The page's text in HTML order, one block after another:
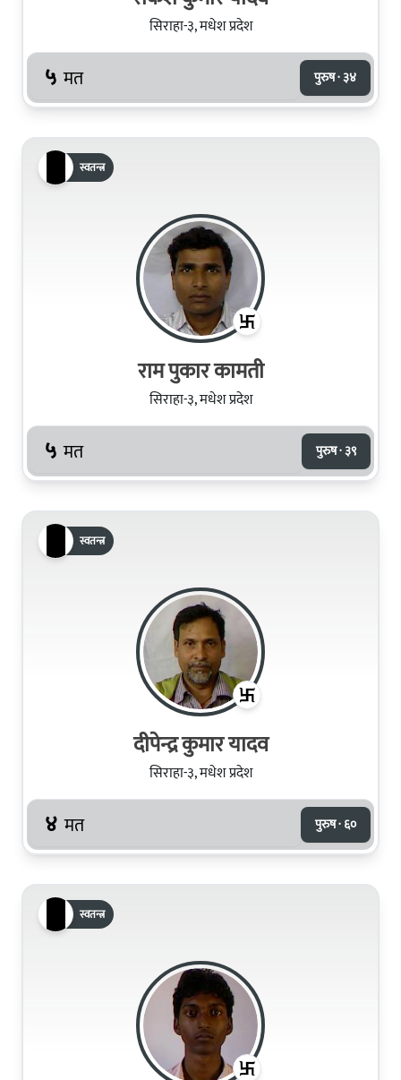
सिराहा-३, मधेश प्रदेश
५ मत पुरुष · ३४
स्वतन्त्र
राम पुकार कामती
सिराहा-३, मधेश प्रदेश
५ मत पुरुष · ३९
स्वतन्त्र
दीपेन्द्र कुमार यादव
सिराहा-३, मधेश प्रदेश
४ मत पुरुष · ६०
स्वतन्त्र